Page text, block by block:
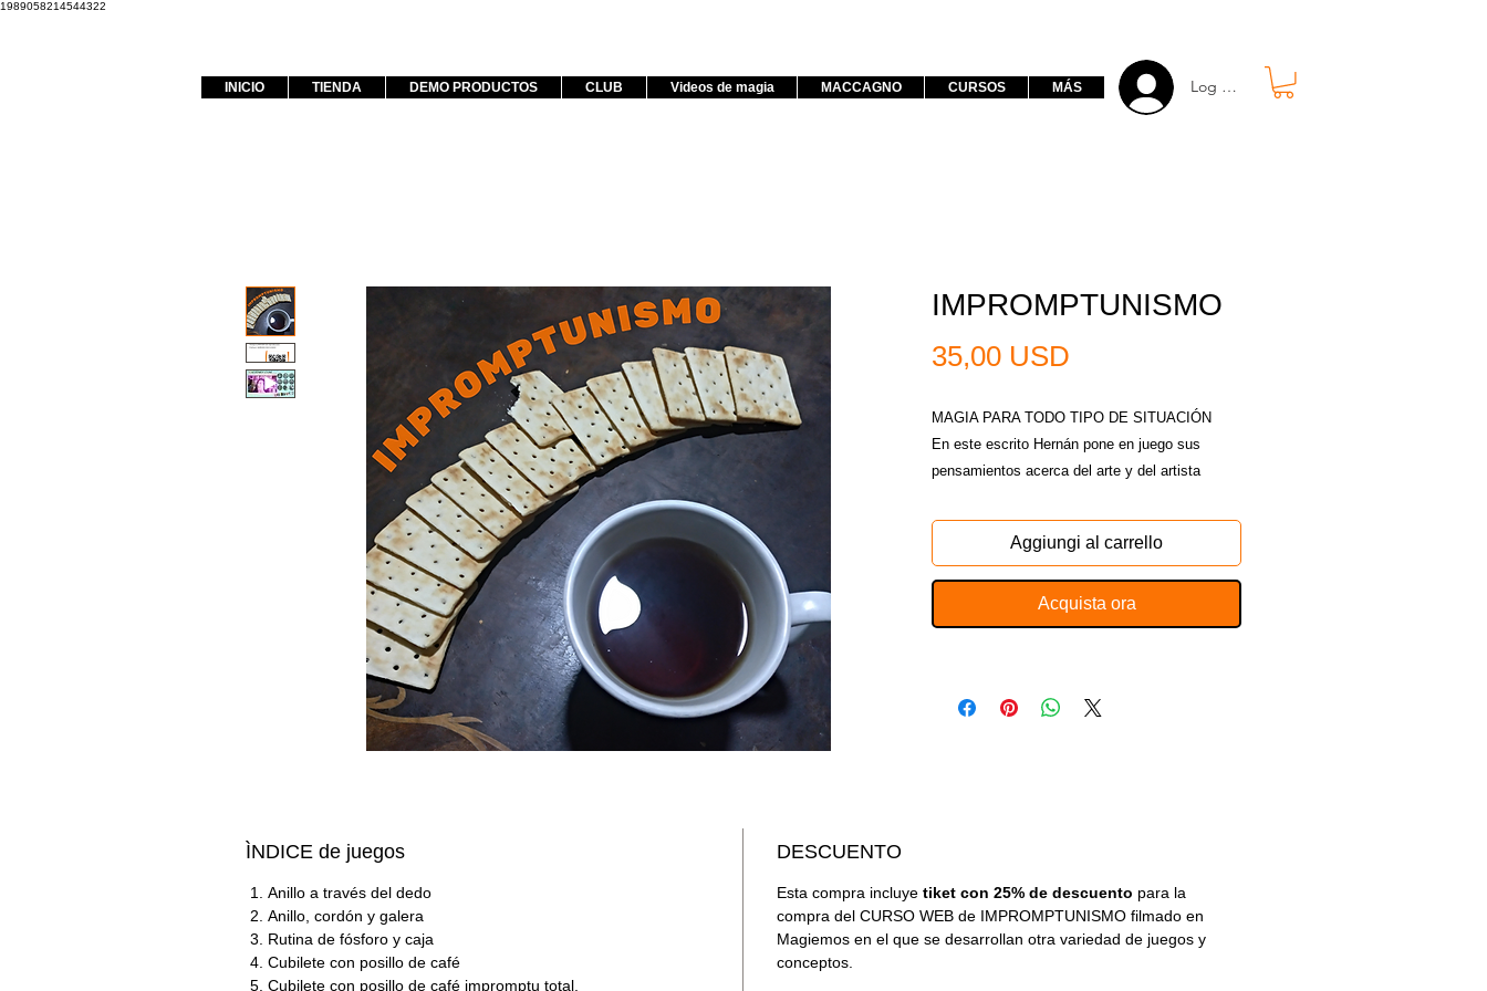
1989058214544322
INICIO TIENDA DEMO PRODUCTOS CLUB Videos de magia MACCAGNO CURSOS MÁS Log in free
IMPROMPTUNISMO
35,00 USD
MAGIA PARA TODO TIPO DE SITUACIÓN
En este escrito Hernán pone en juego sus
pensamientos acerca del arte y del artista
entre las diversas partes que intervienen en el
show (escena-artista-elementos-espectador)
Un prólogo brillante e inspirador, que insta a
quien lo lee a reflexionar.
10 juegos explicados paso a paso con la
Aggiungi al carrello
Acquista ora
ÌNDICE de juegos
Anillo a través del dedo
Anillo, cordón y galera
Rutina de fósforo y caja
Cubilete con posillo de café
Cubilete con posillo de café impromptu total.
DESCUENTO
Esta compra incluye tiket con 25% de descuento para la
compra del CURSO WEB de IMPROMPTUNISMO filmado en
Magiemos en el que se desarrollan otra variedad de juegos y
conceptos.